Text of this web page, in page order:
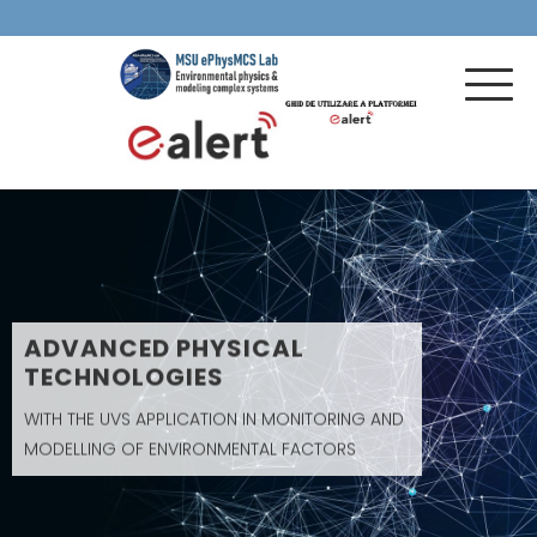
ADVANCED PHYSICAL
TECHNOLOGIES
WITH THE UVS APPLICATION IN MONITORING AND
MODELLING OF ENVIRONMENTAL FACTORS